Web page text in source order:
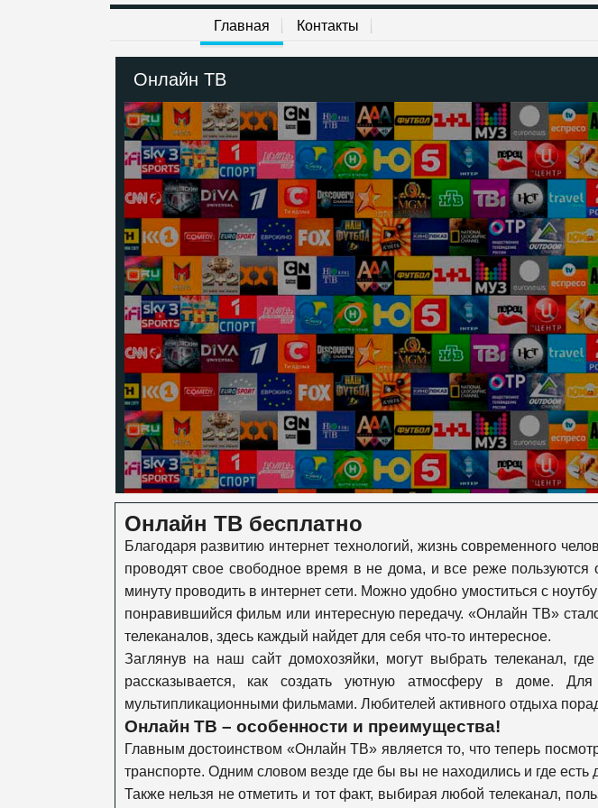
Главная Контакты
Онлайн ТВ
Онлайн ТВ бесплатно
Благодаря развитию интернет технологий, жизнь современного
проводят свое свободное время в не дома, и все реже
минуту проводить в интернет сети. Можно удобно умоститься с
понравившийся фильм или интересную передачу. «Онлайн ТВ»
телеканалов, здесь каждый найдет для себя что-то интересное.
Заглянув на наш сайт домохозяйки, могут выбрать телеканал,
рассказывается, как создать уютную атмосферу в доме.
мультипликационными фильмами. Любителей активного отдыха
Онлайн ТВ – особенности и преимущества!
Главным достоинством «Онлайн ТВ» является то, что теперь
транспорте. Одним словом везде где бы вы не находились и где есть
Также нельзя не отметить и тот факт, выбирая любой телеканал,